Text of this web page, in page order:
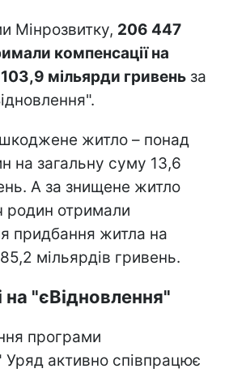
Мінрозвитку, 206 447
компенсації на
мільярди гривень за
житло – понад
на загальну суму 13,6
А за знищене житло
родин отримали
придбання житла на
мільярдів гривень.
на "єВідновлення"
програми
Уряд активно співпрацює